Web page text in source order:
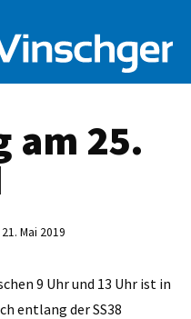
am 25.
Mai 2019
9 Uhr und 13 Uhr ist in
entlang der SS38